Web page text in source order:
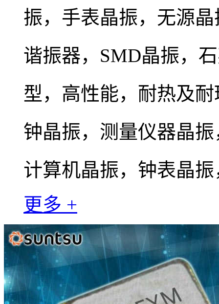
振， 手表晶振， 无源晶
谐振器，SMD晶振，
型，高性能，耐热及
钟晶振，测量仪器晶
计算机晶振，钟表晶
更多 +